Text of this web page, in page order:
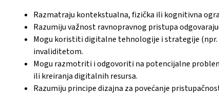
Razmatraju kontekstualna, fizička ili kognitivna
Razumiju važnost ravnopravnog pristupa
Mogu koristiti digitalne tehnologije i strategije (npr.
invaliditetom.
Mogu razmotriti i odgovoriti na potencijalne
ili kreiranja digitalnih resursa.
Razumiju principe dizajna za povećanje